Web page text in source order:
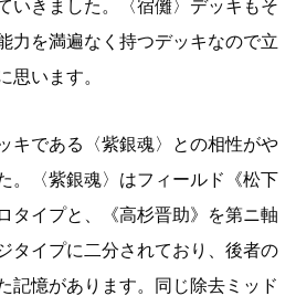
いきました。〈宿儺〉デッキもそ
力を満遍なく持つデッキなので立
思います。
キである〈紫銀魂〉との相性がや
。〈紫銀魂〉はフィールド《松下
タイプと、《高杉晋助》を第ニ軸
タイプに二分されており、後者の
記憶があります。同じ除去ミッド